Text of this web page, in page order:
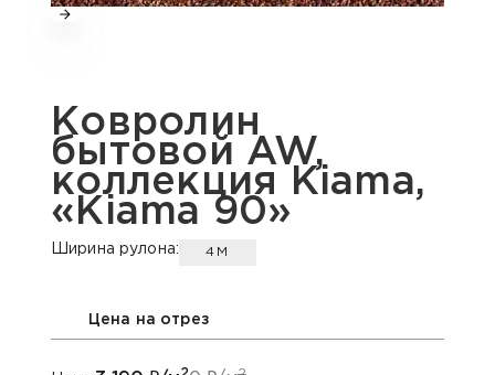
Ковролин
бытовой AW,
коллекция Kiama,
«Kiama 90»
Ширина рулона: 4М
Цена на отрез